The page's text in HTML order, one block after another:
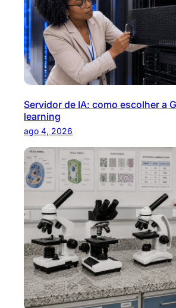
Servidor de IA: como escolher a
learning
ago 4, 2026